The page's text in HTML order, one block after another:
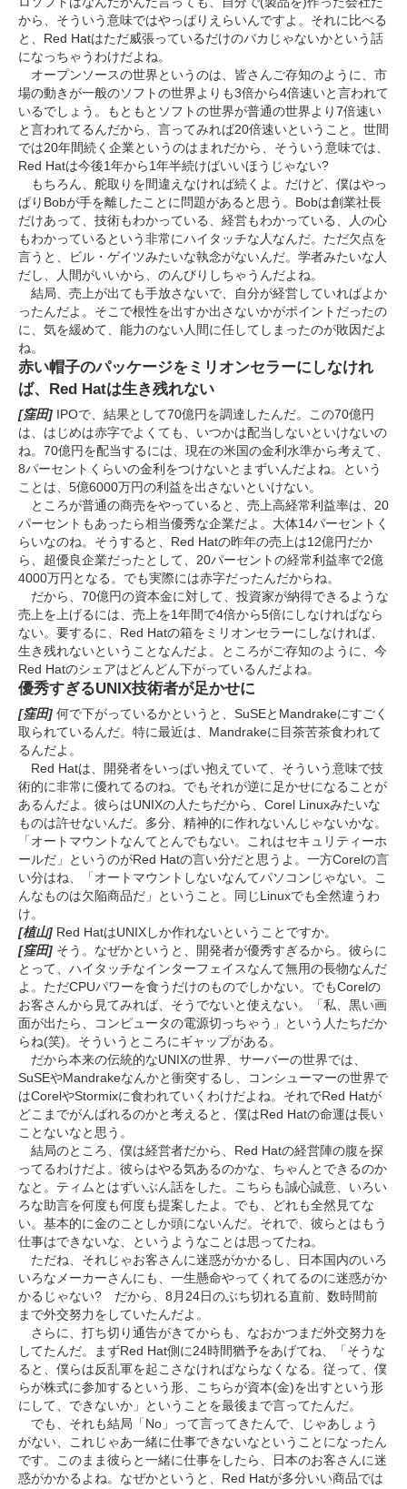
から、そういう意味ではやっぱりえらいんですよ。それに比べる
と、Red Hatはただ威張っているだけのバカじゃないかという話
になっちゃうわけだよね。
オープンソースの世界というのは、皆さんご存知のように、市
場の動きが一般のソフトの世界よりも3倍から4倍速いと言われて
いるでしょう。もともとソフトの世界が普通の世界より7倍速い
と言われてるんだから、言ってみれば20倍速いということ。世間
では20年間続く企業というのはまれだから、そういう意味では、
Red Hatは今後1年から1年半続けばいいほうじゃない?
もちろん、舵取りを間違えなければ続くよ。だけど、僕はやっ
ぱりBobが手を離したことに問題があると思う。Bobは創業社長
だけあって、技術もわかっている、経営もわかっている、人の心
もわかっているという非常にハイタッチな人なんだ。ただ欠点を
言うと、ビル・ゲイツみたいな執念がないんだ。学者みたいな人
だし、人間がいいから、のんびりしちゃうんだよね。
結局、売上が出ても手放さないで、自分が経営していればよか
ったんだよ。そこで根性を出すか出さないかがポイントだったの
に、気を緩めて、能力のない人間に任してしまったのが敗因だよ
ね。
赤い帽子のパッケージをミリオンセラーにしなけれ
ば、Red Hatは生き残れない
[窪田] IPOで、結果として70億円を調達したんだ。この70億円
は、はじめは赤字でよくても、いつかは配当しないといけないの
ね。70億円を配当するには、現在の米国の金利水準から考えて、
8パーセントくらいの金利をつけないとまずいんだよね。という
ことは、5億6000万円の利益を出さないといけない。
ところが普通の商売をやっていると、売上高経常利益率は、20
パーセントもあったら相当優秀な企業だよ。大体14パーセントく
らいなのね。そうすると、Red Hatの昨年の売上は12億円だか
ら、超優良企業だったとして、20パーセントの経常利益率で2億
4000万円となる。でも実際には赤字だったんだからね。
だから、70億円の資本金に対して、投資家が納得できるような
売上を上げるには、売上を1年間で4倍から5倍にしなければなら
ない。要するに、Red Hatの箱をミリオンセラーにしなければ、
生き残れないということなんだよ。ところがご存知のように、今
Red Hatのシェアはどんどん下がっているんだよね。
優秀すぎるUNIX技術者が足かせに
[窪田] 何で下がっているかというと、SuSEとMandrakeにすごく
取られているんだ。特に最近は、Mandrakeに目茶苦茶食われて
るんだよ。
Red Hatは、開発者をいっぱい抱えていて、そういう意味で技
術的に非常に優れてるのね。でもそれが逆に足かせになることが
あるんだよ。彼らはUNIXの人たちだから、Corel Linuxみたいな
ものは許せないんだ。多分、精神的に作れないんじゃないかな。
「オートマウントなんてとんでもない。これはセキュリティーホ
ールだ」というのがRed Hatの言い分だと思うよ。一方Corelの言
い分はね、「オートマウントしないなんてパソコンじゃない。こ
んなものは欠陥商品だ」ということ。同じLinuxでも全然違うわ
け。
[植山] Red HatはUNIXしか作れないということですか。
[窪田] そう。なぜかというと、開発者が優秀すぎるから。彼らに
とって、ハイタッチなインターフェイスなんて無用の長物なんだ
よ。ただCPUパワーを食うだけのものでしかない。でもCorelの
お客さんから見てみれば、そうでないと使えない。「私、黒い画
面が出たら、コンピュータの電源切っちゃう」という人たちだか
らね(笑)。そういうところにギャップがある。
だから本来の伝統的なUNIXの世界、サーバーの世界では、
SuSEやMandrakeなんかと衝突するし、コンシューマーの世界で
はCorelやStormixに食われていくわけだよね。それでRed Hatが
どこまでがんばれるのかと考えると、僕はRed Hatの命運は長い
ことないなと思う。
結局のところ、僕は経営者だから、Red Hatの経営陣の腹を探
ってるわけだよ。彼らはやる気あるのかな、ちゃんとできるのか
なと。ティムとはずいぶん話をした。こちらも誠心誠意、いろい
ろな助言を何度も何度も提案したよ。でも、どれも全然見てな
い。基本的に金のことしか頭にないんだ。それで、彼らとはもう
仕事はできないな、というようなことは思ってたね。
ただね、それじゃお客さんに迷惑がかかるし、日本国内のいろ
いろなメーカーさんにも、一生懸命やってくれてるのに迷惑がか
かるじゃない? だから、8月24日のぶち切れる直前、数時間前
まで外交努力をしていたんだよ。
さらに、打ち切り通告がきてからも、なおかつまだ外交努力を
してたんだ。まずRed Hat側に24時間猶予をあげてね、「そうな
ると、僕らは反乱軍を起こさなければならなくなる。従って、僕
らが株式に参加するという形、こちらが資本(金)を出すという形
にして、できないか」ということを最後まで言ってたんだ。
でも、それも結局「No」って言ってきたんで、じゃあしょう
がない、これじゃあ一緒に仕事できないなということになったん
です。このまま彼らと一緒に仕事をしたら、日本のお客さんに迷
惑がかかるよね。なぜかというと、Red Hatが多分いい商品では